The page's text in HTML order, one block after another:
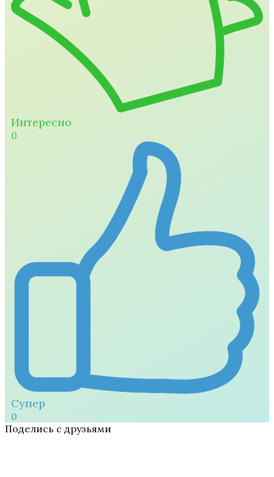
Интересно
0
Супер
0
Поделись с друзьями